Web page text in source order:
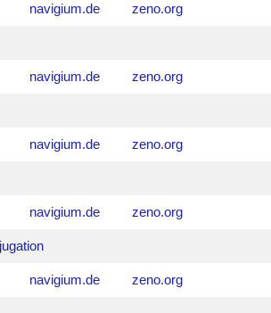
navigium.de zeno.org
navigium.de zeno.org
navigium.de zeno.org
navigium.de zeno.org
navigium.de zeno.org